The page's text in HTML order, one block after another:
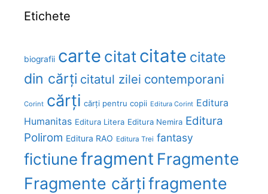
Etichete
biografii carte citatcitate citate
din cărți citatul zilei contemporani
Corint cărți cărți pentru copii Editura Corint Editura
Humanitas Editura Litera Editura Nemira Editura
Polirom Editura RAO Editura Trei fantasy
fictiunefragment Fragmente
Fragmente cărțifragmente